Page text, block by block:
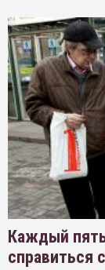
Каждый
справиться